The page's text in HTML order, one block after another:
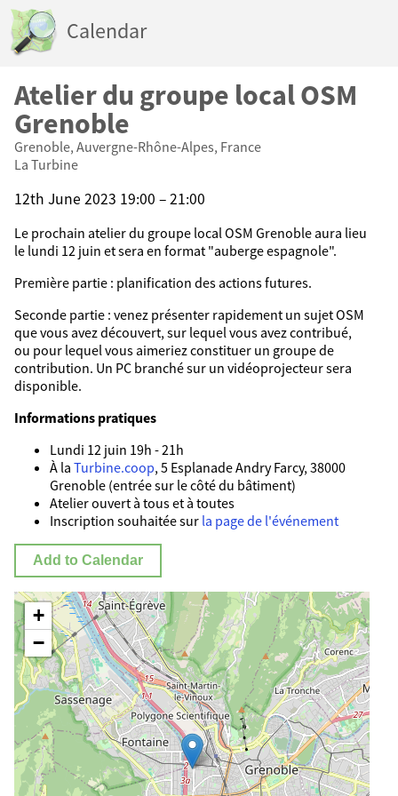
Calendar
Atelier du groupe local OSM
Grenoble
Grenoble, Auvergne-Rhône-Alpes, France
La Turbine
12th June 2023 19:00 – 21:00
Le prochain atelier du groupe local OSM Grenoble aura lieu
le lundi 12 juin et sera en format "auberge espagnole".
Première partie : planification des actions futures.
Seconde partie : venez présenter rapidement un sujet OSM
que vous avez découvert, sur lequel vous avez contribué,
ou pour lequel vous aimeriez constituer un groupe de
contribution. Un PC branché sur un vidéoprojecteur sera
disponible.
Informations pratiques
Lundi 12 juin 19h - 21h
À la Turbine.coop, 5 Esplanade Andry Farcy, 38000
Grenoble (entrée sur le côté du bâtiment)
Atelier ouvert à tous et à toutes
Inscription souhaitée sur la page de l'événement
Add to Calendar
+
−